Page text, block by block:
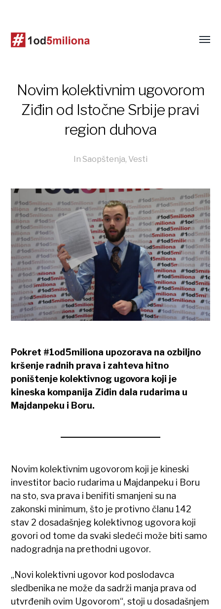
Novim kolektivnim ugovorom
Ziđin od Istočne Srbije pravi
region duhova
In Saopštenja, Vesti
Pokret #1od5miliona upozorava na ozbiljno
kršenje radnih prava i zahteva hitno
poništenje kolektivnog ugovora koji je
kineska kompanija Ziđin dala rudarima u
Majdanpeku i Boru.
Novim kolektivnim ugovorom koji je kineski
investitor bacio rudarima u Majdanpeku i Boru
na sto, sva prava i benifiti smanjeni su na
zakonski minimum, što je protivno članu 142
stav 2 dosadašnjeg kolektivnog ugovora koji
govori od tome da svaki sledeći može biti samo
nadogradnja na prethodni ugovor.
„Novi kolektivni ugovor kod poslodavca
sledbenika ne može da sadrži manja prava od
utvrđenih ovim Ugovorom“, stoji u dosadašnjem